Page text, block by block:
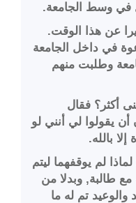
في وسط الجامعة.
عن هذا الوقت.
في داخل الجامعة
وطلبت منهم
أكثر؟ فقال
يقولوا لي أنني لو
بالله.
لم يوقفهما ليتم
طالبة, وبدلا من
والوعيد تم له ما